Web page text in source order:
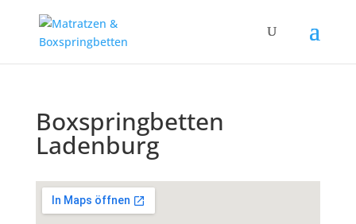
Boxspringbetten
Ladenburg